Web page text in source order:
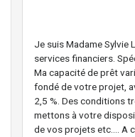
Je suis Madame Sylvie
services financiers.
Ma capacité de prêt
fondé de votre projet,
2,5 %. Des conditions
mettons à votre
de vos projets etc.... A